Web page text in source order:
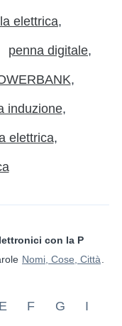
elettrica
penna digitale
induzione
elettrica
con la P
Nomi, Cose, Città
E F G I